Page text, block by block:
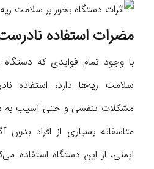
مضرات استفاده
با وجود تمام فوایدی که
سلامت ریه‌ها دارد، استفاده
مشکلات تنفسی و حتی آسیب به
متاسفانه بسیاری از افراد
ایمنی، از این دستگاه استفاده